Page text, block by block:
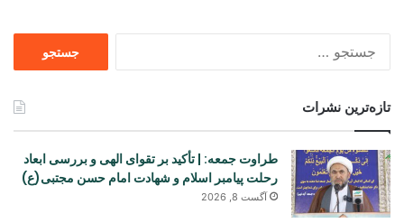
تازه‌ترین نشرات
طراوت جمعه: | تأکید بر تقوای الهی و بررسی ابعاد
رحلت پیامبر اسلام و شهادت امام حسن مجتبی(ع)
آگست 8, 2026